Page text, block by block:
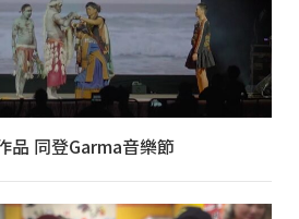
品 同登Garma音樂節